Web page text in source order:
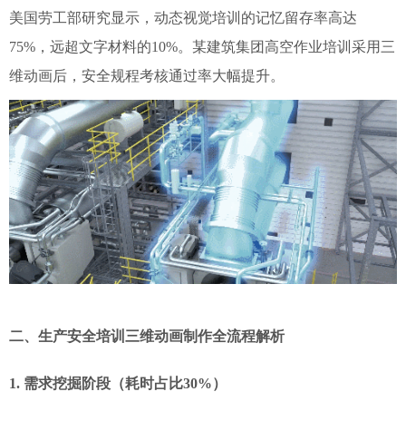
美国劳工部研究显示，动态视觉培训的记忆留存率高达
75%，远超文字材料的10%。某建筑集团高空作业培训采用三
维动画后，安全规程考核通过率大幅提升。
二、生产安全培训三维动画制作全流程解析
1. 需求挖掘阶段（耗时占比30%）